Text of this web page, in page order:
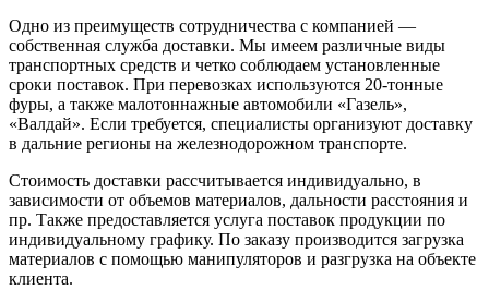
Одно из преимуществ сотрудничества с компанией —
собственная служба доставки. Мы имеем различные виды
транспортных средств и четко соблюдаем установленные
сроки поставок. При перевозках используются 20-тонные
фуры, а также малотоннажные автомобили «Газель»,
«Валдай». Если требуется, специалисты организуют доставку
в дальние регионы на железнодорожном транспорте.
Стоимость доставки рассчитывается индивидуально, в
зависимости от объемов материалов, дальности расстояния и
пр. Также предоставляется услуга поставок продукции по
индивидуальному графику. По заказу производится загрузка
материалов с помощью манипуляторов и разгрузка на объекте
клиента.